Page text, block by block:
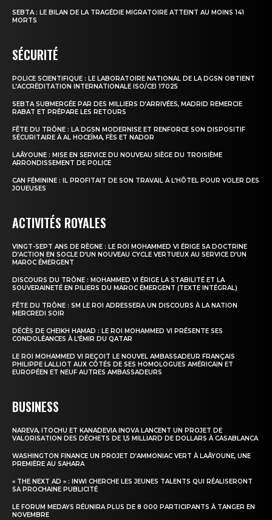
SEBTA : LE BILAN DE LA TRAGÉDIE MIGRATOIRE ATTEINT AU MOINS 141
MORTS
SÉCURITÉ
POLICE SCIENTIFIQUE : LE LABORATOIRE NATIONAL DE LA DGSN OBTIENT
L’ACCRÉDITATION INTERNATIONALE ISO/CEI 17025
SEBTA SUBMERGÉE PAR DES MILLIERS D’ARRIVÉES, MADRID REMERCIE
RABAT ET PRÉPARE LES RETOURS
FÊTE DU TRÔNE : LA DGSN MODERNISE ET RENFORCE SON DISPOSITIF
SÉCURITAIRE À AL HOCEÏMA, FÈS ET NADOR
LAÂYOUNE : MISE EN SERVICE DU NOUVEAU SIÈGE DU TROISIÈME
ARRONDISSEMENT DE POLICE
CAN FÉMININE : IL PROFITAIT DE SON TRAVAIL À L’HÔTEL POUR VOLER DES
JOUEUSES
ACTIVITÉS ROYALES
VINGT-SEPT ANS DE RÈGNE : LE ROI MOHAMMED VI ÉRIGE SA DOCTRINE
D’ACTION EN SOCLE D’UN NOUVEAU CYCLE VERTUEUX AU SERVICE D’UN
MAROC ÉMERGENT
DISCOURS DU TRÔNE : MOHAMMED VI ÉRIGE LA STABILITÉ ET LA
SOUVERAINETÉ EN PILIERS DU MAROC ÉMERGENT (TEXTE INTÉGRAL)
FÊTE DU TRÔNE : SM LE ROI ADRESSERA UN DISCOURS À LA NATION
MERCREDI SOIR
DÉCÈS DE CHEIKH HAMAD : LE ROI MOHAMMED VI PRÉSENTE SES
CONDOLÉANCES À L’ÉMIR DU QATAR
LE ROI MOHAMMED VI REÇOIT LE NOUVEL AMBASSADEUR FRANÇAIS
PHILIPPE LALLIOT AUX CÔTÉS DE SES HOMOLOGUES AMÉRICAIN ET
EUROPÉEN ET NEUF AUTRES AMBASSADEURS
BUSINESS
NAREVA, ITOCHU ET KANADEVIA INOVA LANCENT UN PROJET DE
VALORISATION DES DÉCHETS DE 1,5 MILLIARD DE DOLLARS À CASABLANCA
WASHINGTON FINANCE UN PROJET D’AMMONIAC VERT À LAÂYOUNE, UNE
PREMIÈRE AU SAHARA
« THE NEXT AD » : INWI CHERCHE LES JEUNES TALENTS QUI RÉALISERONT
SA PROCHAINE PUBLICITÉ
LE FORUM MEDAYS RÉUNIRA PLUS DE 8 000 PARTICIPANTS À TANGER EN
NOVEMBRE